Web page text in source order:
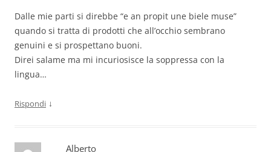
Dalle mie parti si direbbe “e an propit une biele muse”
quando si tratta di prodotti che all’occhio sembrano
genuini e si prospettano buoni.
Direi salame ma mi incuriosisce la soppressa con la
lingua…
Rispondi ↓
Alberto